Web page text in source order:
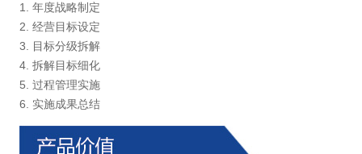
1. 年度战略制定
2. 经营目标设定
3. 目标分级拆解
4. 拆解目标细化
5. 过程管理实施
6. 实施成果总结